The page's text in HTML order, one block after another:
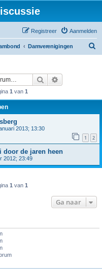
Aanmelden
Registreer
Damverenigingen
Zoek
1 van 1
2013; 13:30
1 2
door de jaren heen
2012; 23:49
1 van 1
Ga naar